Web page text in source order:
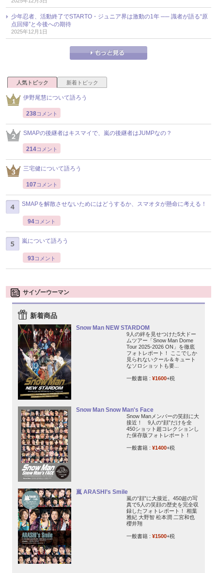
少年忍者、活動終了でSTARTO・ジュニア界は激動の1年 ── 識者が語る“原
点回帰”と今後への期待
2025年12月1日
人気トピック 新着トピック
伊野尾慧について語ろう
238コメント
SMAPの後継者はキスマイで、嵐の後継者はJUMPなの？
214コメント
三宅健について語ろう
107 コメント
SMAPを解散させないためにはどうするか、スマオタが懸命に考える！
94コメント
嵐について語ろう
93コメント
サイゾーウーマン
新着商品
Snow Man NEW STARDOM
9人の絆を見せつけた5大ドー
ムツアー「Snow Man Dome
Tour 2025-2026 ON」を徹底
フォトレポート！ ここでしか
見られないクール＆キュート
なソロショットも要...
一般書籍 : ¥1600+税
Snow Man Snow Man's Face
Snow Manメンバーの笑顔に大
接近！ 9人の“顔”だけを全
450ショット超コレクションし
た保存版フォトレポート！
一般書籍 : ¥1400+税
嵐 ARASHI’s Smile
嵐の“顔”に大接近。450超の写
真で5人の笑顔の歴史を完全収
録したフォトレポート！ 相葉
雅紀 大野智 松本潤 二宮和也
櫻井翔
一般書籍 : ¥1500+税